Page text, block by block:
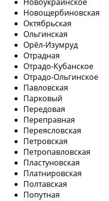
Новощербиновская
Октябрьская
Ольгинская
Орёл-Изумруд
Отрадная
Отрадо-Кубанское
Отрадо-Ольгинское
Павловская
Парковый
Передовая
Переправная
Переясловская
Петровская
Петропавловская
Пластуновская
Платнировская
Полтавская
Попутная